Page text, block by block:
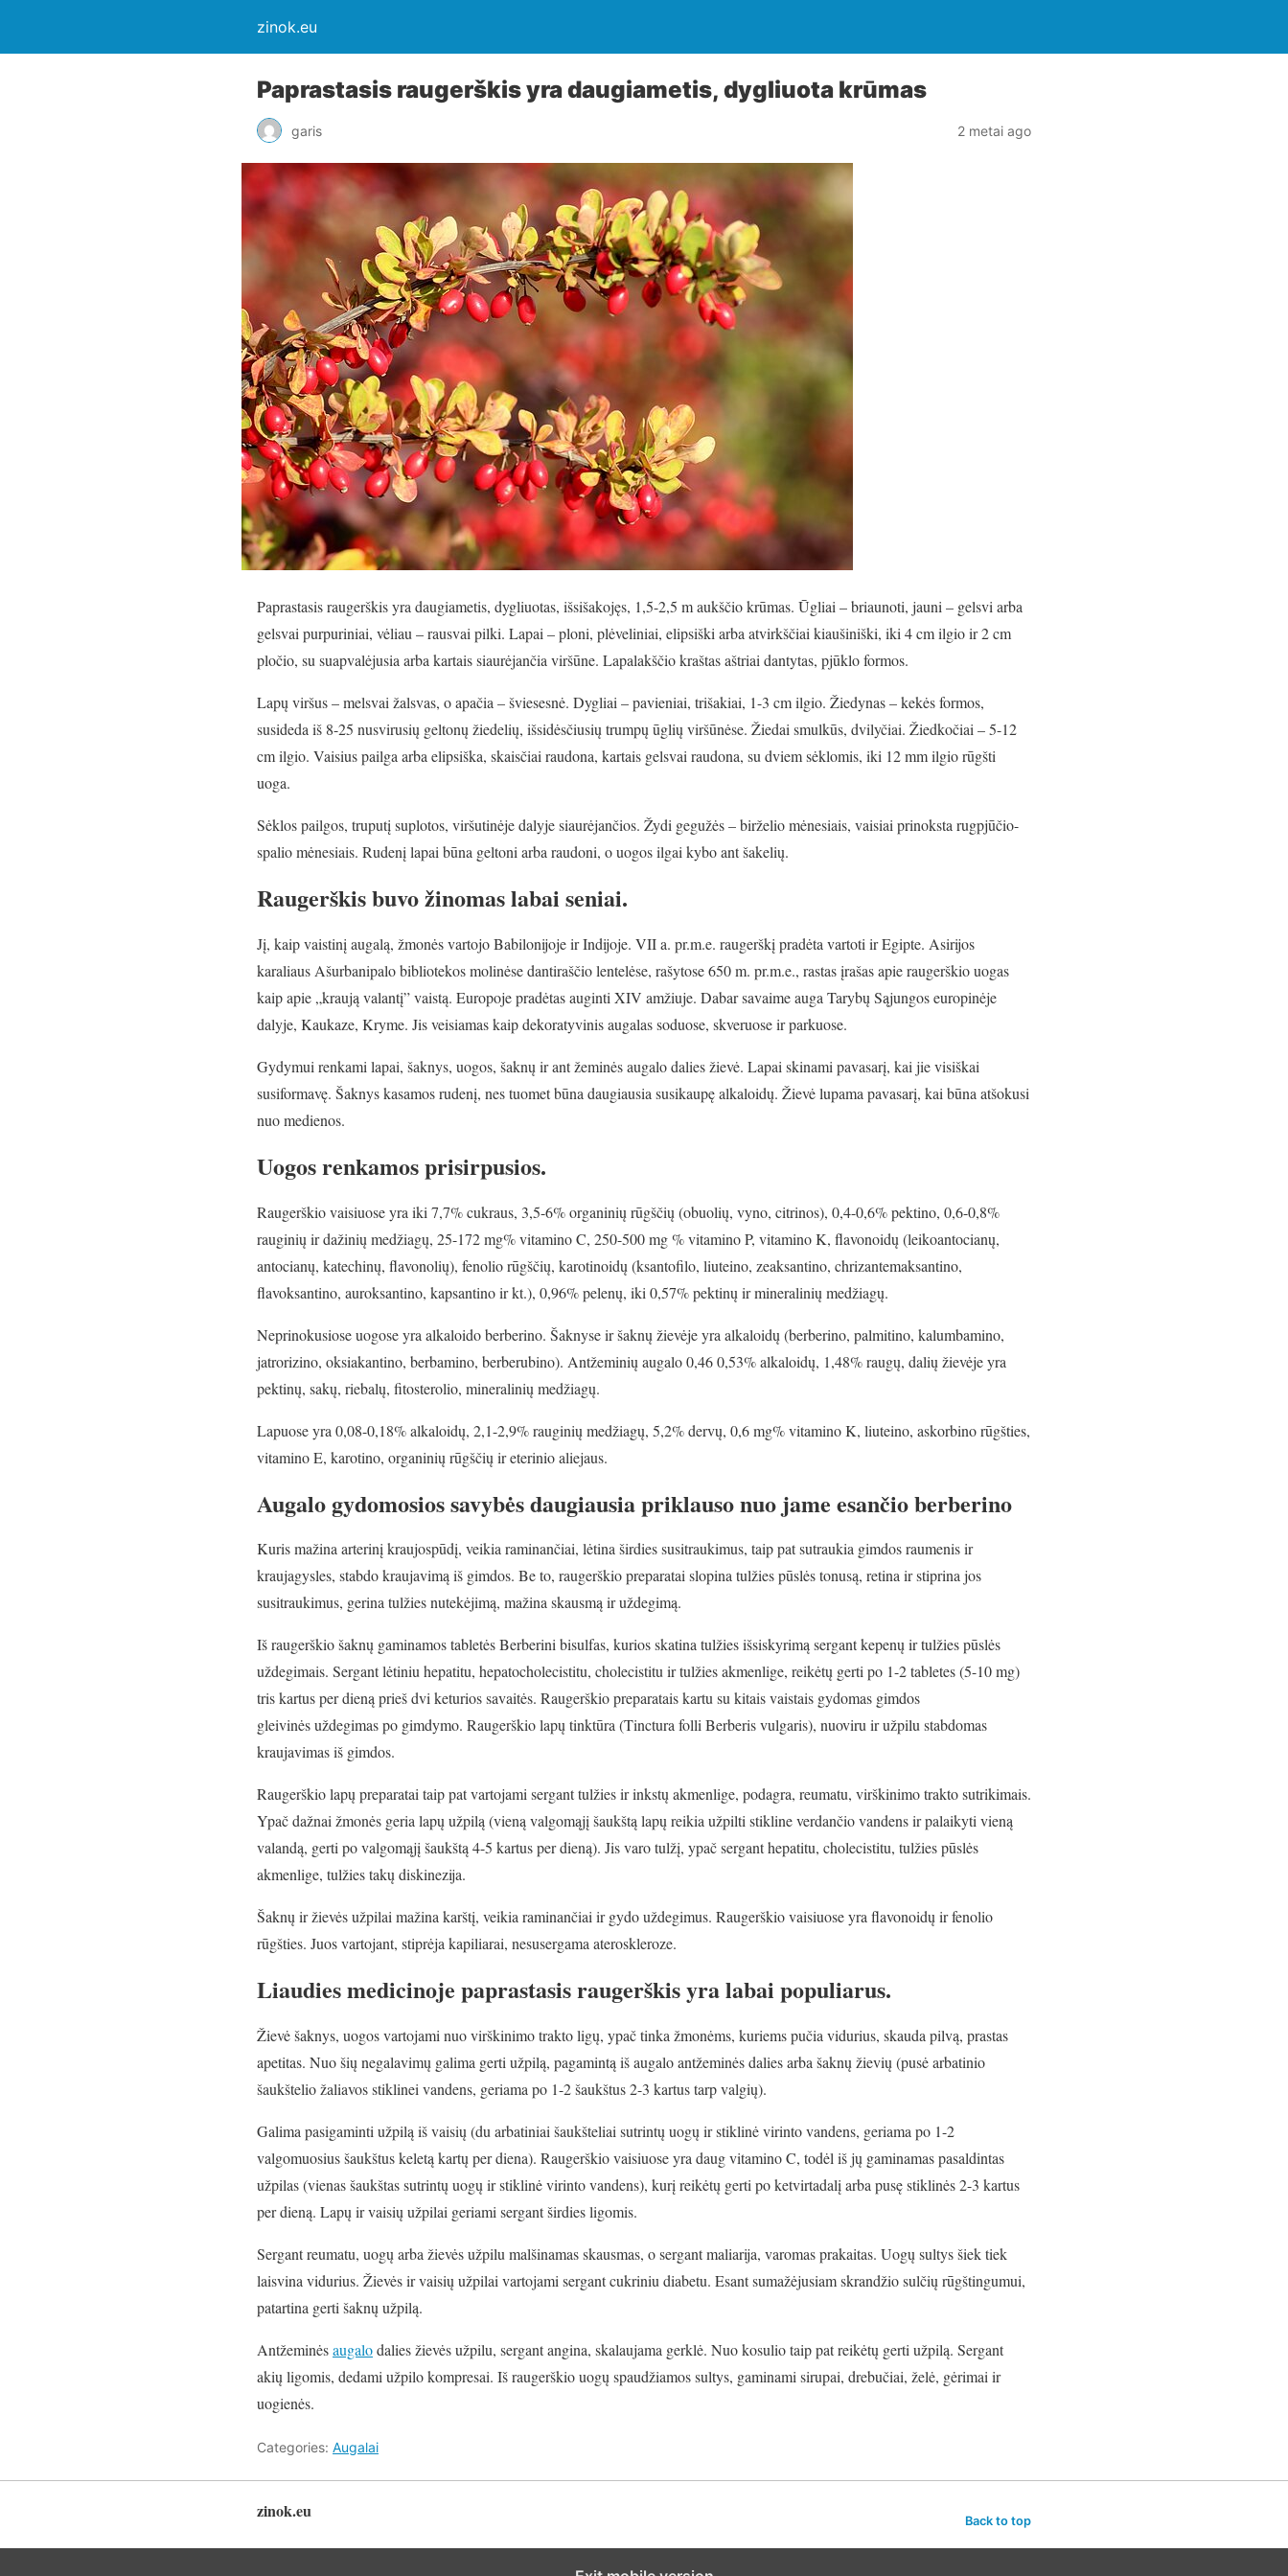
zinok.eu
Paprastasis raugerškis yra daugiametis, dygliuota krūmas
garis 2 metai ago
Paprastasis raugerškis yra daugiametis, dygliuotas, išsišakojęs, 1,5-2,5 m aukščio krūmas. Ūgliai – briaunoti, jauni – gelsvi arba
gelsvai purpuriniai, vėliau – rausvai pilki. Lapai – ploni, plėveliniai, elipsiški arba atvirkščiai kiaušiniški, iki 4 cm ilgio ir 2 cm
pločio, su suapvalėjusia arba kartais siaurėjančia viršūne. Lapalakščio kraštas aštriai dantytas, pjūklo formos.
Lapų viršus – melsvai žalsvas, o apačia – šviesesnė. Dygliai – pavieniai, trišakiai, 1-3 cm ilgio. Žiedynas – kekės formos,
susideda iš 8-25 nusvirusių geltonų žiedelių, išsidėsčiusių trumpų ūglių viršūnėse. Žiedai smulkūs, dvilyčiai. Žiedkočiai – 5-12
cm ilgio. Vaisius pailga arba elipsiška, skaisčiai raudona, kartais gelsvai raudona, su dviem sėklomis, iki 12 mm ilgio rūgšti
uoga.
Sėklos pailgos, truputį suplotos, viršutinėje dalyje siaurėjančios. Žydi gegužės – birželio mėnesiais, vaisiai prinoksta rugpjūčio-
spalio mėnesiais. Rudenį lapai būna geltoni arba raudoni, o uogos ilgai kybo ant šakelių.
Raugerškis buvo žinomas labai seniai.
Jį, kaip vaistinį augalą, žmonės vartojo Babilonijoje ir Indijoje. VII a. pr.m.e. raugerškį pradėta vartoti ir Egipte. Asirijos
karaliaus Ašurbanipalo bibliotekos molinėse dantiraščio lentelėse, rašytose 650 m. pr.m.e., rastas įrašas apie raugerškio uogas
kaip apie „kraują valantį” vaistą. Europoje pradėtas auginti XIV amžiuje. Dabar savaime auga Tarybų Sąjungos europinėje
dalyje, Kaukaze, Kryme. Jis veisiamas kaip dekoratyvinis augalas soduose, skveruose ir parkuose.
Gydymui renkami lapai, šaknys, uogos, šaknų ir ant žeminės augalo dalies žievė. Lapai skinami pavasarį, kai jie visiškai
susiformavę. Šaknys kasamos rudenį, nes tuomet būna daugiausia susikaupę alkaloidų. Žievė lupama pavasarį, kai būna atšokusi
nuo medienos.
Uogos renkamos prisirpusios.
Raugerškio vaisiuose yra iki 7,7% cukraus, 3,5-6% organinių rūgščių (obuolių, vyno, citrinos), 0,4-0,6% pektino, 0,6-0,8%
rauginių ir dažinių medžiagų, 25-172 mg% vitamino C, 250-500 mg % vitamino P, vitamino K, flavonoidų (leikoantocianų,
antocianų, katechinų, flavonolių), fenolio rūgščių, karotinoidų (ksantofilo, liuteino, zeaksantino, chrizantemaksantino,
flavoksantino, auroksantino, kapsantino ir kt.), 0,96% pelenų, iki 0,57% pektinų ir mineralinių medžiagų.
Neprinokusiose uogose yra alkaloido berberino. Šaknyse ir šaknų žievėje yra alkaloidų (berberino, palmitino, kalumbamino,
jatrorizino, oksiakantino, berbamino, berberubino). Antžeminių augalo 0,46 0,53% alkaloidų, 1,48% raugų, dalių žievėje yra
pektinų, sakų, riebalų, fitosterolio, mineralinių medžiagų.
Lapuose yra 0,08-0,18% alkaloidų, 2,1-2,9% rauginių medžiagų, 5,2% dervų, 0,6 mg% vitamino K, liuteino, askorbino rūgšties,
vitamino E, karotino, organinių rūgščių ir eterinio aliejaus.
Augalo gydomosios savybės daugiausia priklauso nuo jame esančio berberino
Kuris mažina arterinį kraujospūdį, veikia raminančiai, lėtina širdies susitraukimus, taip pat sutraukia gimdos raumenis ir
kraujagysles, stabdo kraujavimą iš gimdos. Be to, raugerškio preparatai slopina tulžies pūslės tonusą, retina ir stiprina jos
susitraukimus, gerina tulžies nutekėjimą, mažina skausmą ir uždegimą.
Iš raugerškio šaknų gaminamos tabletės Berberini bisulfas, kurios skatina tulžies išsiskyrimą sergant kepenų ir tulžies pūslės
uždegimais. Sergant lėtiniu hepatitu, hepatocholecistitu, cholecistitu ir tulžies akmenlige, reikėtų gerti po 1-2 tabletes (5-10 mg)
tris kartus per dieną prieš dvi keturios savaitės. Raugerškio preparatais kartu su kitais vaistais gydomas gimdos
gleivinės uždegimas po gimdymo. Raugerškio lapų tinktūra (Tinctura folli Berberis vulgaris), nuoviru ir užpilu stabdomas
kraujavimas iš gimdos.
Raugerškio lapų preparatai taip pat vartojami sergant tulžies ir inkstų akmenlige, podagra, reumatu, virškinimo trakto sutrikimais.
Ypač dažnai žmonės geria lapų užpilą (vieną valgomąjį šaukštą lapų reikia užpilti stikline verdančio vandens ir palaikyti vieną
valandą, gerti po valgomąjį šaukštą 4-5 kartus per dieną). Jis varo tulžį, ypač sergant hepatitu, cholecistitu, tulžies pūslės
akmenlige, tulžies takų diskinezija.
Šaknų ir žievės užpilai mažina karštį, veikia raminančiai ir gydo uždegimus. Raugerškio vaisiuose yra flavonoidų ir fenolio
rūgšties. Juos vartojant, stiprėja kapiliarai, nesusergama ateroskleroze.
Liaudies medicinoje paprastasis raugerškis yra labai populiarus.
Žievė šaknys, uogos vartojami nuo virškinimo trakto ligų, ypač tinka žmonėms, kuriems pučia vidurius, skauda pilvą, prastas
apetitas. Nuo šių negalavimų galima gerti užpilą, pagamintą iš augalo antžeminės dalies arba šaknų žievių (pusė arbatinio
šaukštelio žaliavos stiklinei vandens, geriama po 1-2 šaukštus 2-3 kartus tarp valgių).
Galima pasigaminti užpilą iš vaisių (du arbatiniai šaukšteliai sutrintų uogų ir stiklinė virinto vandens, geriama po 1-2
valgomuosius šaukštus keletą kartų per diena). Raugerškio vaisiuose yra daug vitamino C, todėl iš jų gaminamas pasaldintas
užpilas (vienas šaukštas sutrintų uogų ir stiklinė virinto vandens), kurį reikėtų gerti po ketvirtadalį arba pusę stiklinės 2-3 kartus
per dieną. Lapų ir vaisių užpilai geriami sergant širdies ligomis.
Sergant reumatu, uogų arba žievės užpilu malšinamas skausmas, o sergant maliarija, varomas prakaitas. Uogų sultys šiek tiek
laisvina vidurius. Žievės ir vaisių užpilai vartojami sergant cukriniu diabetu. Esant sumažėjusiam skrandžio sulčių rūgštingumui,
patartina gerti šaknų užpilą.
Antžeminėsaugalodalies žievės užpilu, sergant angina, skalaujama gerklė. Nuo kosulio taip pat reikėtų gerti užpilą. Sergant
akių ligomis, dedami užpilo kompresai. Iš raugerškio uogų spaudžiamos sultys, gaminami sirupai, drebučiai, želė, gėrimai ir
uogienės.
Categories: Augalai
zinok.eu Back to top